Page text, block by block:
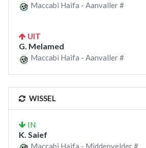
Maccabi Haifa - Aanvaller #
UIT
G. Melamed
Maccabi Haifa - Aanvaller #
WISSEL
IN
K. Saief
Maccabi Haifa - Middenvelder #